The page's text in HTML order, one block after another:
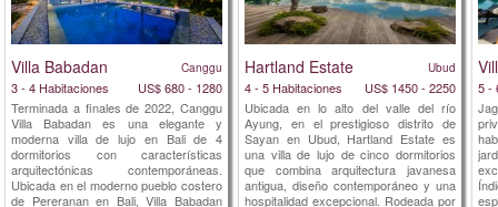
Villa Babadan Canggu
3 - 4 Habitaciones
US$ 680 - 1280
Terminada a finales de 2022, Canggu
Villa Babadan es una elegante y
moderna villa de lujo en Bali de 4
dormitorios con características
arquitectónicas contemporáneas.
Ubicada en el moderno pueblo costero
de Pereranan en Bali, Villa Babadan
Hartland Estate Ubud
4 - 5 Habitaciones
US$ 1450 - 2250
Ubicada en lo alto del valle del río
Ayung, en el prestigioso distrito de
Sayan en Ubud, Hartland Estate es
una villa de lujo de cinco dormitorios
que combina arquitectura javanesa
antigua, diseño contemporáneo y una
hospitalidad excepcional. Rodeada por
5 -